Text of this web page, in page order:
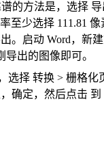
的方法是，选择
至少选择 111.81 像
。启动 Word，新
出的图像即可。
选择 转换 > 栅格化
确定，然后点击 到